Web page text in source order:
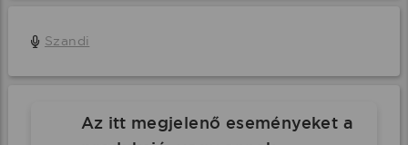
Szandi
Az itt megjelenő eseményeket a